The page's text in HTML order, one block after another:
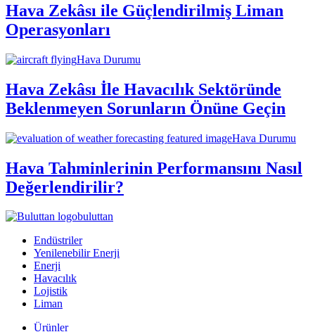
Hava Zekâsı ile Güçlendirilmiş Liman
Operasyonları
Hava Durumu
Hava Zekâsı İle Havacılık Sektöründe
Beklenmeyen Sorunların Önüne Geçin
Hava Durumu
Hava Tahminlerinin Performansını Nasıl
Değerlendirilir?
buluttan
Endüstriler
Yenilenebilir Enerji
Enerji
Havacılık
Lojistik
Liman
Ürünler